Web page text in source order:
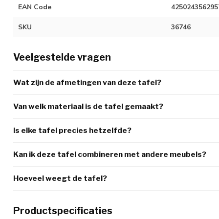
EAN Code
SKU 36746
Veelgestelde vragen
Wat zijn de afmetingen van deze tafel?
Van welk materiaal is de tafel gemaakt?
Is elke tafel precies hetzelfde?
Kan ik deze tafel combineren met andere meubels?
Hoeveel weegt de tafel?
Productspecificaties